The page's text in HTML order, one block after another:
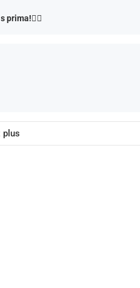
plus